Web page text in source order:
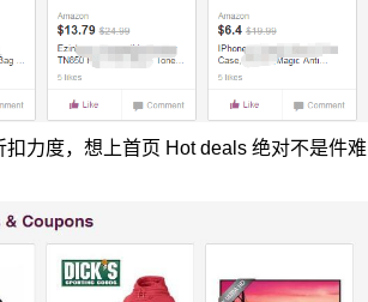
力度，想上首页 Hot deals 绝对不是件难